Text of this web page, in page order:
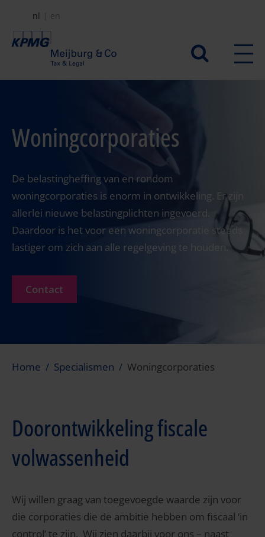
naar
Secundair
menu
nl en
Woningcorporaties
De belastingheffing van en rondom
woningcorporaties is enorm in ontwikkeling. Er zijn
allerlei nieuwe belastingplichten ingevoerd.
Daardoor is het voor een woningcorporatie steeds
lastiger om zich aan alle regelgeving te houden.
Contact
Home Specialismen Woningcorporaties
Doorontwikkeling fiscale
volwassenheid
Wij willen graag van toegevoegde waarde zijn voor
die corporaties die de ambitie hebben om fiscaal ‘in
control’ te zijn. Wij zien daarbij voor ons – naast